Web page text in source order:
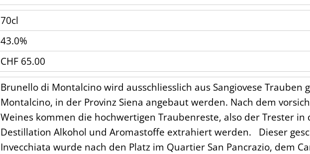
70cl
43.0%
CHF 65.00
Brunello di Montalcino wird ausschliesslich aus Sangiovese Trauben
Montalcino, in der Provinz Siena angebaut werden. Nach dem
Weines kommen die hochwertigen Traubenreste, also der Trester
Destillation Alkohol und Aromastoffe extrahiert werden. Dieser
Invecchiata wurde nach den Platz im Quartier San Pancrazio, dem